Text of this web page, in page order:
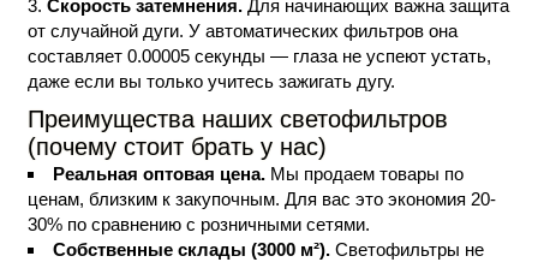
Скорость затемнения. Для начинающих важна защита
от случайной дуги. У автоматических фильтров она
составляет 0.00005 секунды — глаза не успеют устать,
даже если вы только учитесь зажигать дугу.
Преимущества наших светофильтров
(почему стоит брать у нас)
Реальная оптовая цена. Мы продаем товары по
ценам, близким к закупочным. Для вас это экономия 20-
30% по сравнению с розничными сетями.
Собственные склады (3000 м²). Светофильтры не